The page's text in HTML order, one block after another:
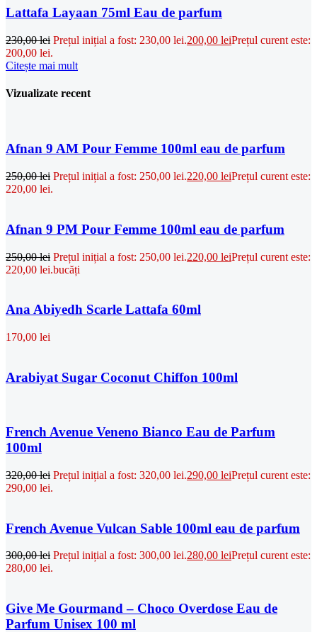
Lattafa Layaan 75ml Eau de parfum
230,00lei Prețul inițial a fost: 230,00 lei.200,00 leiPrețul curent este:
200,00 lei.
Citește mai mult
Vizualizate recent
Afnan 9 AM Pour Femme 100ml eau de parfum
250,00lei Prețul inițial a fost: 250,00 lei.220,00 leiPrețul curent este:
220,00 lei.
Afnan 9 PM Pour Femme 100ml eau de parfum
250,00lei Prețul inițial a fost: 250,00 lei.220,00 leiPrețul curent este:
220,00 lei.bucăți
Ana Abiyedh Scarle Lattafa 60ml
170,00 lei
Arabiyat Sugar Coconut Chiffon 100ml
French Avenue Veneno Bianco Eau de Parfum
100ml
320,00lei Prețul inițial a fost: 320,00 lei.290,00 leiPrețul curent este:
290,00 lei.
French Avenue Vulcan Sable 100ml eau de parfum
300,00lei Prețul inițial a fost: 300,00 lei.280,00 leiPrețul curent este:
280,00 lei.
Give Me Gourmand – Choco Overdose Eau de
Parfum Unisex 100 ml